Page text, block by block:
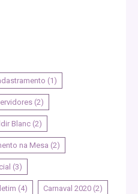
(1)
(2)
Blanc (2)
na Mesa (2)
(3)
(4) Carnaval 2020 (2)